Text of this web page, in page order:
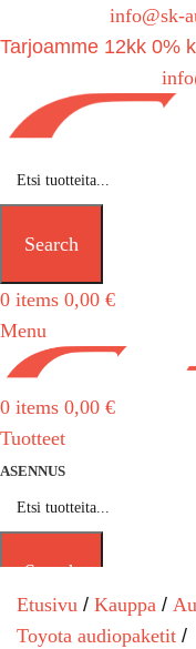
info@sk-
Tarjoamme 12kk 0%
Search
0 items 0,00 €
Menu
0 items 0,00 €
Tuotteet
ASENNUS
Search
Etusivu
Kauppa
Toyota audiopaketit